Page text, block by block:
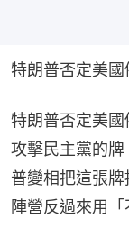
特朗普否定美國
特朗普否定美
攻擊民主黨的
普變相把這張
陣營反過來用